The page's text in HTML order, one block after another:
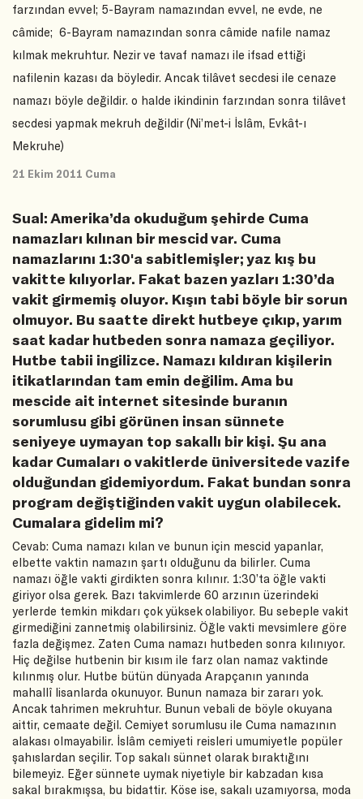
farzından evvel; 5-Bayram namazından evvel, ne evde, ne
câmide; 6-Bayram namazından sonra câmide nafile namaz
kılmak mekruhtur. Nezir ve tavaf namazı ile ifsad ettiği
nafilenin kazası da böyledir. Ancak tilâvet secdesi ile cenaze
namazı böyle değildir. o halde ikindinin farzından sonra tilâvet
secdesi yapmak mekruh değildir (Ni’met-i İslâm, Evkât-ı
Mekruhe)
21 Ekim 2011 Cuma
Sual: Amerika’da okuduğum şehirde Cuma
namazları kılınan bir mescid var. Cuma
namazlarını 1:30'a sabitlemişler; yaz kış bu
vakitte kılıyorlar. Fakat bazen yazları 1:30’da
vakit girmemiş oluyor. Kışın tabi böyle bir sorun
olmuyor. Bu saatte direkt hutbeye çıkıp, yarım
saat kadar hutbeden sonra namaza geçiliyor.
Hutbe tabii ingilizce. Namazı kıldıran kişilerin
itikatlarından tam emin değilim. Ama bu
mescide ait internet sitesinde buranın
sorumlusu gibi görünen insan sünnete
seniyeye uymayan top sakallı bir kişi. Şu ana
kadar Cumaları o vakitlerde üniversitede vazife
olduğundan gidemiyordum. Fakat bundan sonra
program değiştiğinden vakit uygun olabilecek.
Cumalara gidelim mi?
Cevab: Cuma namazı kılan ve bunun için mescid yapanlar,
elbette vaktin namazın şartı olduğunu da bilirler. Cuma
namazı öğle vakti girdikten sonra kılınır. 1:30’ta öğle vakti
giriyor olsa gerek. Bazı takvimlerde 60 arzının üzerindeki
yerlerde temkin mikdarı çok yüksek olabiliyor. Bu sebeple vakit
girmediğini zannetmiş olabilirsiniz. Öğle vakti mevsimlere göre
fazla değişmez. Zaten Cuma namazı hutbeden sonra kılınıyor.
Hiç değilse hutbenin bir kısım ile farz olan namaz vaktinde
kılınmış olur. Hutbe bütün dünyada Arapçanın yanında
mahallî lisanlarda okunuyor. Bunun namaza bir zararı yok.
Ancak tahrimen mekruhtur. Bunun vebali de böyle okuyana
aittir, cemaate değil. Cemiyet sorumlusu ile Cuma namazının
alakası olmayabilir. İslâm cemiyeti reisleri umumiyetle popüler
şahıslardan seçilir. Top sakalı sünnet olarak bıraktığını
bilemeyiz. Eğer sünnete uymak niyetiyle bir kabzadan kısa
sakal bırakmışsa, bu bidattir. Köse ise, sakalı uzamıyorsa, moda